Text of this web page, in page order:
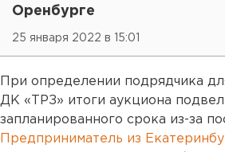
Оренбурге
25 января 2022 в 15:01
При определении подрядчика
ДК «ТРЗ» итоги аукциона
запланированного срока из-за
Предприниматель из